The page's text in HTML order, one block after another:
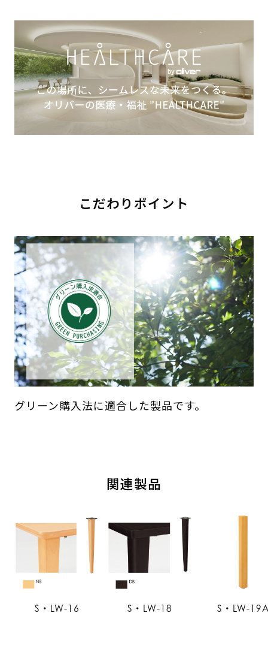
こだわりポイント
グリーン購入法に適合した製品です。
関連製品
S・LW-16 S・LW-18 S・LW-